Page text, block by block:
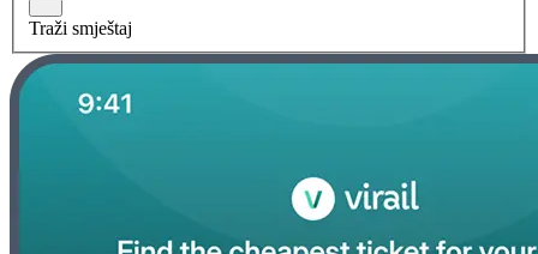
Traži smještaj